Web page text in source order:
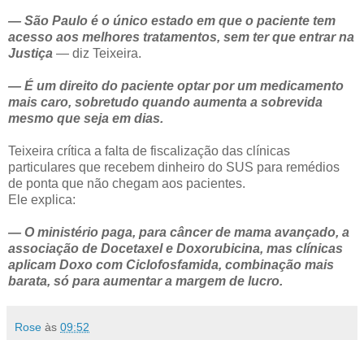
— São Paulo é o único estado em que o paciente tem
acesso aos melhores tratamentos, sem ter que entrar na
Justiça — diz Teixeira.
— É um direito do paciente optar por um medicamento
mais caro, sobretudo quando aumenta a sobrevida
mesmo que seja em dias.
Teixeira crítica a falta de fiscalização das clínicas
particulares que recebem dinheiro do SUS para remédios
de ponta que não chegam aos pacientes.
Ele explica:
— O ministério paga, para câncer de mama avançado, a
associação de Docetaxel e Doxorubicina, mas clínicas
aplicam Doxo com Ciclofosfamida, combinação mais
barata, só para aumentar a margem de lucro.
Rose às 09:52